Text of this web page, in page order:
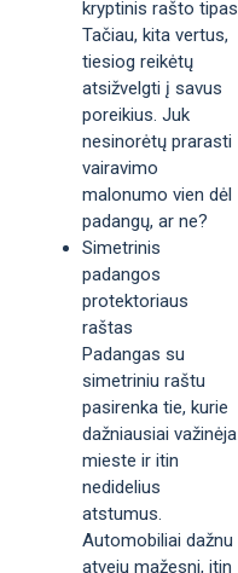
kryptinis rašto tipas.
Tačiau, kita vertus,
tiesiog reikėtų
atsižvelgti į savus
poreikius. Juk
nesinorėtų prarasti
vairavimo
malonumo vien dėl
padangų, ar ne?
Simetrinis
padangos
protektoriaus
raštas
Padangas su
simetriniu raštu
pasirenka tie, kurie
dažniausiai važinėja
mieste ir itin
nedidelius
atstumus.
Automobiliai dažnu
atveju mažesni, itin